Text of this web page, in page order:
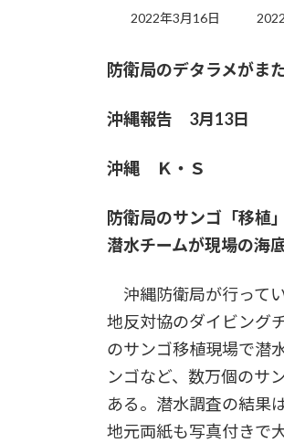
2022年3月16日
最
新
防衛局のデタラメがま
沖縄報告 3月13日
沖縄 Ｋ・Ｓ
防衛局のサンゴ「移植
潜水チームが現場の海
沖縄防衛局が行って
地反対協のダイビング
のサンゴ移植現場で潜
ンゴなど、数万個のサ
ある。潜水調査の結果
地元両紙も写真付きで